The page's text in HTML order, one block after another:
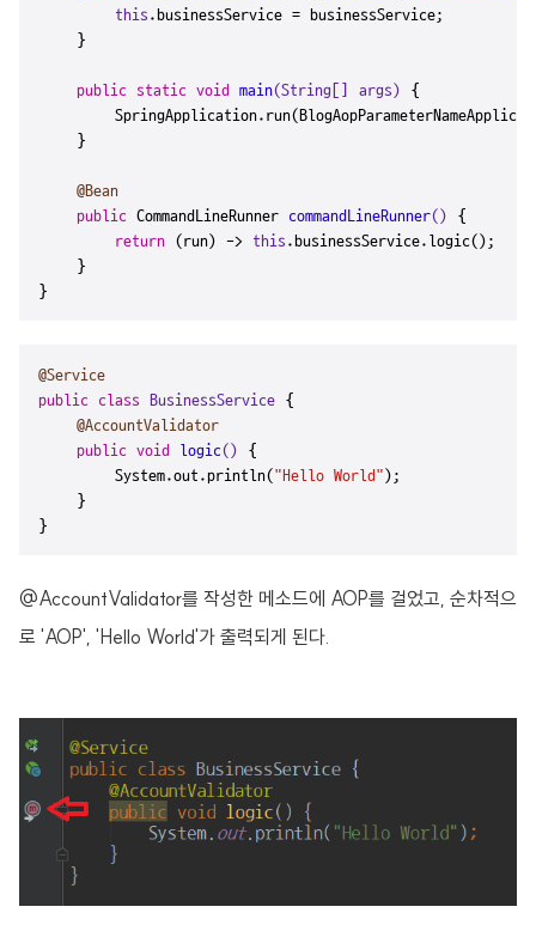
this .businessService = businessService;
    }
public static void main(String[] args) {
    }
@Bean
public CommandLineRunner commandLineRunner() {
return (run) -> this .businessService.logic();
    }
}
@Service
public
class BusinessService {
@AccountValidator
public void logic() {
        System.out.println(
"Hello World");
    }
}
@AccountValidator를 작성한 메소드에 AOP를 걸었고, 순차적으
로 'AOP', 'Hello World'가 출력되게 된다.